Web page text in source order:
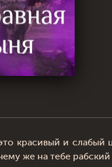
красивый и слабый
же на тебе